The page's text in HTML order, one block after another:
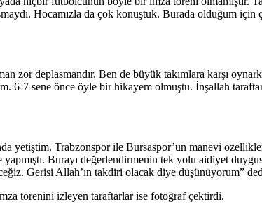
Hocamızla da çok konuştuk. Burada olduğum
zor deplasmandır. Ben de büyük takımlara karşı
7 sene önce öyle bir hikayem olmuştu. İnşallah
yetiştim. Trabzonspor ile Bursaspor’un manevi
Burayı değerlendirmenin tek yolu aidiyet
Gerisi Allah’ın takdiri olacak diye düşünüyorum”
törenini izleyen taraftarlar ise fotoğraf çektirdi.